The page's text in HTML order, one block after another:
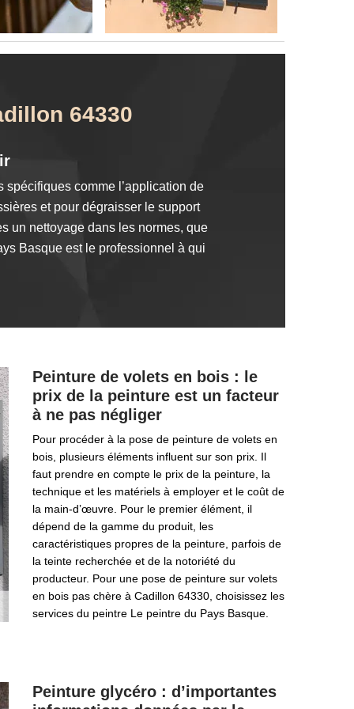
64330
comme l’application de
et pour dégraisser le support
un nettoyage dans les normes, que
Basque est le professionnel à qui
Peinture de volets en bois : le
prix de la peinture est un facteur
à ne pas négliger
Pour procéder à la pose de peinture de volets en
bois, plusieurs éléments influent sur son prix. Il
faut prendre en compte le prix de la peinture, la
technique et les matériels à employer et le coût de
la main-d’œuvre. Pour le premier élément, il
dépend de la gamme du produit, les
caractéristiques propres de la peinture, parfois de
la teinte recherchée et de la notoriété du
producteur. Pour une pose de peinture sur volets
en bois pas chère à Cadillon 64330, choisissez les
services du peintre Le peintre du Pays Basque.
Peinture glycéro : d’importantes